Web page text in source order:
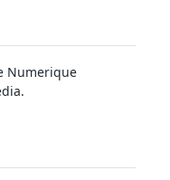
Numerique